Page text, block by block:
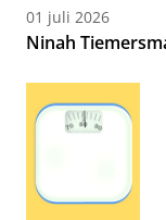
01 juli 2026
Ninah